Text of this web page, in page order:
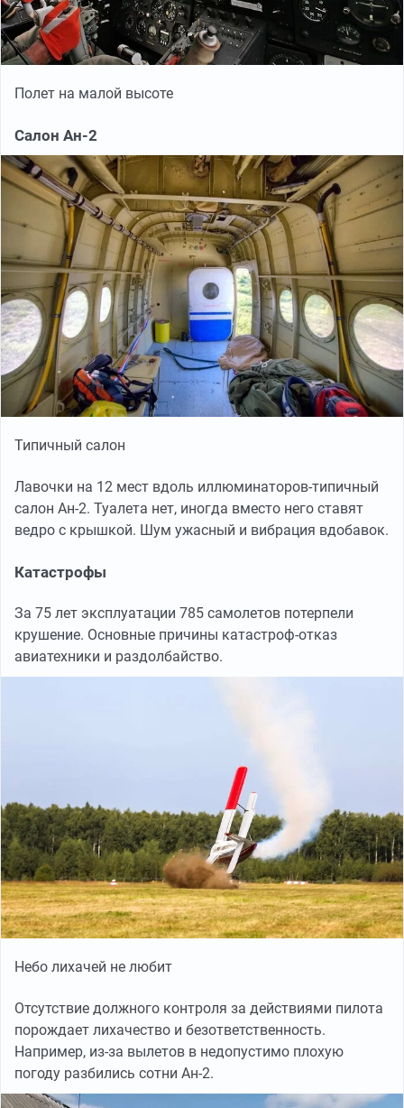
Полет на малой высоте
Салон Ан-2
Типичный салон
Лавочки на 12 мест вдоль иллюминаторов-типичный
салон Ан-2. Туалета нет, иногда вместо него ставят
ведро с крышкой. Шум ужасный и вибрация вдобавок.
Катастрофы
За 75 лет эксплуатации 785 самолетов потерпели
крушение. Основные причины катастроф-отказ
авиатехники и раздолбайство.
Небо лихачей не любит
Отсутствие должного контроля за действиями пилота
порождает лихачество и безответственность.
Например, из-за вылетов в недопустимо плохую
погоду разбились сотни Ан-2.